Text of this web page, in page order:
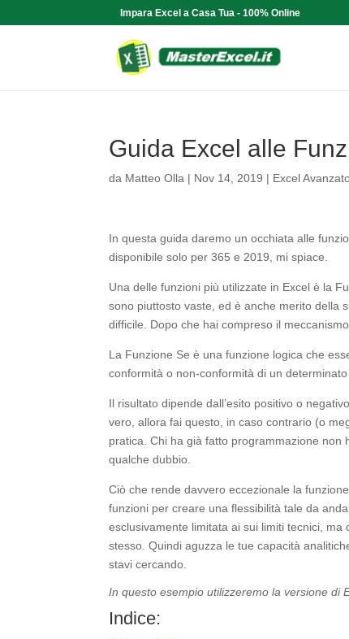
Impara Excel a Casa Tua - 100% Online
Guida Excel alle
da Matteo Olla | Nov 14, 2019 | Excel
In questa guida daremo un occhiata alle
disponibile solo per 365 e 2019, mi spiace.
Una delle funzioni più utilizzate in Excel è la
sono piuttosto vaste, ed è anche merito della
difficile. Dopo che hai compreso il
La Funzione Se è una funzione logica che
conformità o non-conformità di un
Il risultato dipende dall’esito positivo o
vero, allora fai questo, in caso contrario (o
pratica. Chi ha già fatto programmazione
qualche dubbio.
Ciò che rende davvero eccezionale la
funzioni per creare una flessibilità tale da
esclusivamente limitata ai sui limiti tecnici,
stesso. Quindi aguzza le tue capacità
stavi cercando.
In questo esempio utilizzeremo la versione di
Indice: